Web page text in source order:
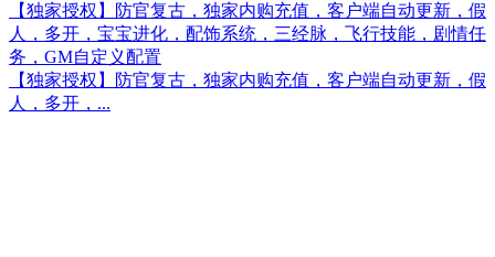
【独家授权】防官复古，独家内购充值，客户端自动更新，假
人，多开，宝宝进化，配饰系统，三经脉，飞行技能，剧情任
务，GM自定义配置
【独家授权】防官复古，独家内购充值，客户端自动更新，假
人，多开，...